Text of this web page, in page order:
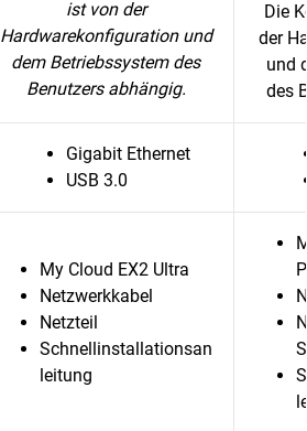
ist von der
Hardwarekonfiguration und
dem Betriebssystem des
Benutzers abhängig.
Die
der
und
des
Gigabit Ethernet
USB 3.0
My Cloud EX2 Ultra
Netzwerkkabel
Netzteil
Schnellinstallationsan
leitung